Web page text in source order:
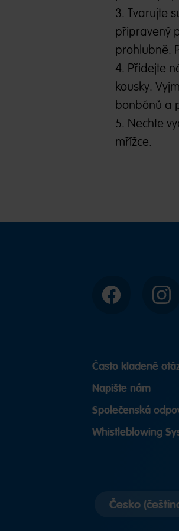
3. Tvarujte
připravený
prohlubně.
4. Přidejte
kousky.
bonbónů a
5. Nechte
mřížce.
Facebook
Často kladené
Napište nám
Společenská
Whistleblowing
Vybrat
zemi